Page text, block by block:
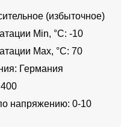
(избыточное)
Min, °C: -10
Max, °C: 70
Германия
напряжению: 0-10